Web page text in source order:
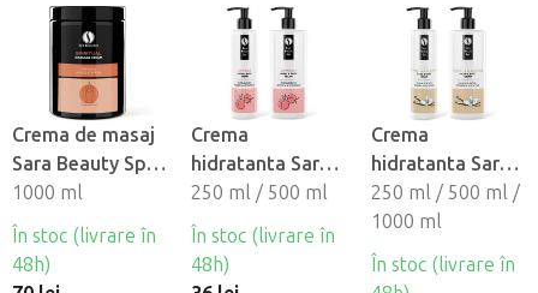
Crema de masaj
Sara Beauty Spa
- Spiritual
1000 ml
În stoc (livrare în
48h)
Crema
hidratanta Sara
Beauty Spa -
Caise
250 ml / 500 ml
În stoc (livrare în
48h)
Crema
hidratanta Sara
Beauty Spa -
Vanilie-Iasomie
250 ml / 500 ml /
1000 ml
În stoc (livrare în